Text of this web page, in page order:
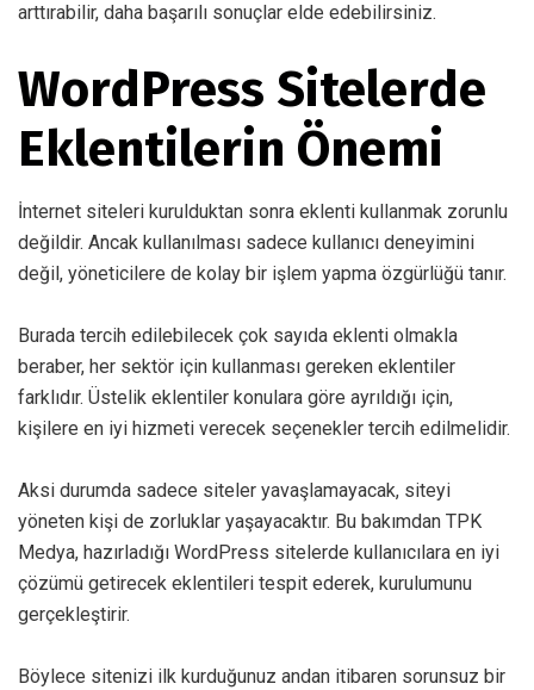
arttırabilir, daha başarılı sonuçlar elde edebilirsiniz.
WordPress Sitelerde
Eklentilerin Önemi
İnternet siteleri kurulduktan sonra eklenti kullanmak zorunlu
değildir. Ancak kullanılması sadece kullanıcı deneyimini
değil, yöneticilere de kolay bir işlem yapma özgürlüğü tanır.
Burada tercih edilebilecek çok sayıda eklenti olmakla
beraber, her sektör için kullanması gereken eklentiler
farklıdır. Üstelik eklentiler konulara göre ayrıldığı için,
kişilere en iyi hizmeti verecek seçenekler tercih edilmelidir.
Aksi durumda sadece siteler yavaşlamayacak, siteyi
yöneten kişi de zorluklar yaşayacaktır. Bu bakımdan TPK
Medya, hazırladığı WordPress sitelerde kullanıcılara en iyi
çözümü getirecek eklentileri tespit ederek, kurulumunu
gerçekleştirir.
Böylece sitenizi ilk kurduğunuz andan itibaren sorunsuz bir